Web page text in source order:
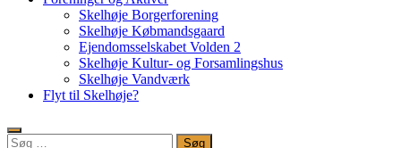
Skelhøje Borgerforening
Skelhøje Købmandsgaard
Ejendomsselskabet Volden 2
Skelhøje Kultur- og Forsamlingshus
Skelhøje Vandværk
Flyt til Skelhøje?
Søg